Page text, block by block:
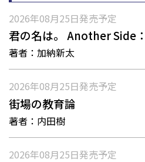
2026年08月25日発売予定
君の名は。 Another Side
著者： 加納新太
2026年08月25日発売予定
街場の教育論
著者： 内田樹
2026年08月25日発売予定